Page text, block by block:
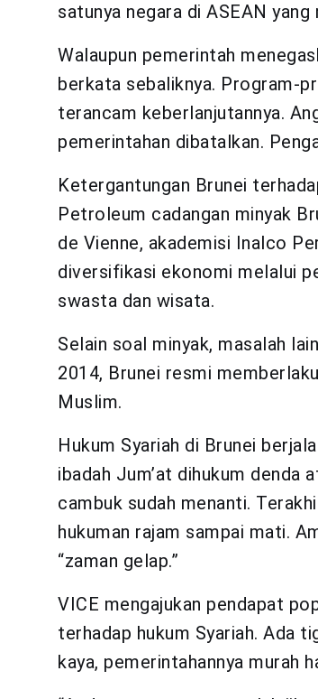
satunya negara di ASEAN
Walaupun pemerintah
berkata sebaliknya. Program-
terancam keberlanjutannya.
pemerintahan dibatalkan.
Ketergantungan Brunei
Petroleum cadangan minyak
de Vienne, akademisi Inalco
diversifikasi ekonomi melalui
swasta dan wisata.
Selain soal minyak, masalah
2014, Brunei resmi
Muslim.
Hukum Syariah di Brunei
ibadah Jum’at dihukum denda
cambuk sudah menanti.
hukuman rajam sampai mati.
“zaman gelap.”
VICE mengajukan pendapat
terhadap hukum Syariah. Ada
kaya, pemerintahannya murah